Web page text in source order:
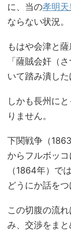
に、当の孝明天
ならない状況。
もはや会津と
「薩賊会奸（
いて踏み潰した
しかも長州に
りません。
下関戦争（
からフルボッ
（1864年）で
どうにか話をつ
この切腹の流
み、交渉をま